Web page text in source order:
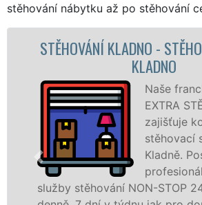
stěhování nábytku až po stěhování
PRÁCE
vám
kvalitní
služby